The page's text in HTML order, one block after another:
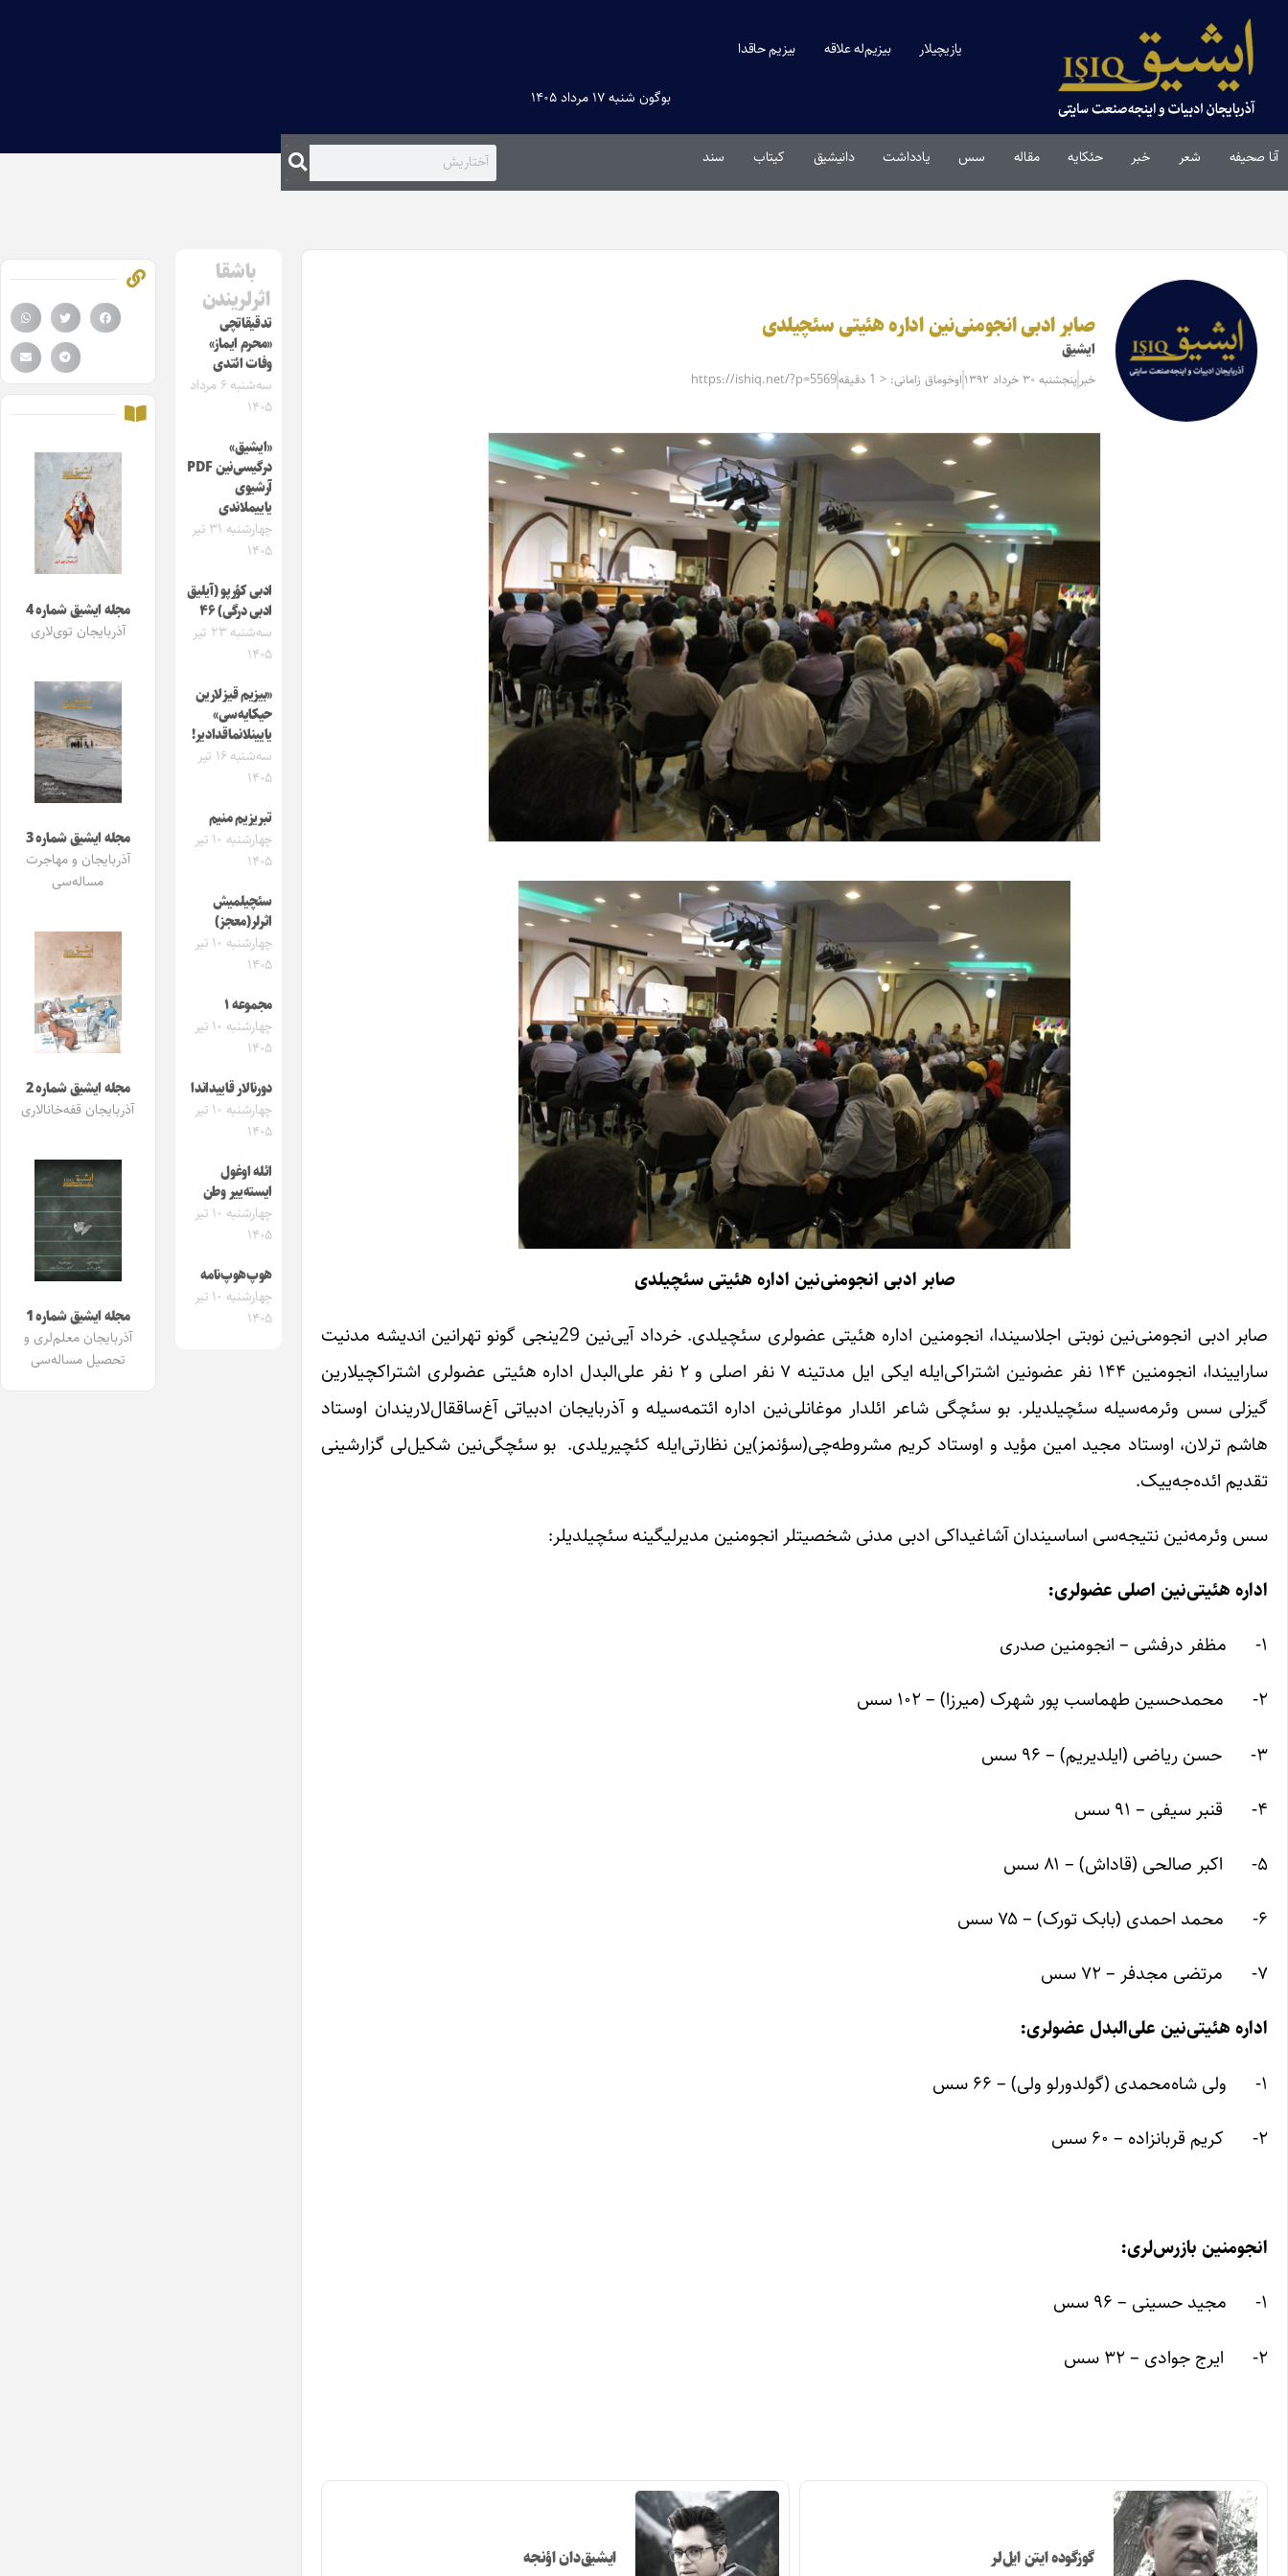
یازیچیلار بیزیم‌له علاقه بیزیم حاقدا
بوگون شنبه ۱۷ مرداد ۱۴۰۵
آنا صحیفه شعر خبر حئکایه مقاله‌ سس یادداشت دانیشیق کیتاب سند
صابر ادبی انجومنی‌نین اداره هئیتی سئچیلدی
ایشیق
خبر پنجشنبه ۳۰ خرداد ۱۳۹۲ اوخوماق زامانی: < 1 دقیقه https://ishiq.net/?p=5569
صابر ادبی انجومنی‌نین اداره هئیتی سئچیلدی
صابر ادبی انجومنی‌نین نوبتی اجلاسیندا، انجومنین اداره هئیتی عضولری سئچیلدی. خرداد آیی‌نین 29ینجی گونو تهرانین اندیشه مدنیت
ساراییندا، انجومنین ۱۴۴ نفر عضونین اشتراکی‌ایله ایکی ایل مدتینه ۷ نفر اصلی و ۲ نفر علی‌البدل اداره هئیتی عضولری اشتراکچیلارین
گیزلی سس وئرمه‌سیله سئچیلدیلر. بو سئچگی شاعر ائلدار موغانلی‌نین اداره ائتمه‌سیله و آذربایجان ادبیاتی آغ‌ساققال‌لاریندان اوستاد
هاشم ترلان، اوستاد مجید امین مؤید و اوستاد کریم مشروطه‌چی(سؤنمز)ین نظارتی‌ایله کئچیریلدی. بو سئچگی‌نین شکیل‌لی گزارشینی
تقدیم ائده‌جه‌ییک.
سس وئرمه‌نین نتیجه‌سی اساسیندان آشاغیداکی ادبی مدنی شخصیتلر انجومنین مدیرلیگینه سئچیلدیلر:
اداره هئیتی‌نین اصلی عضولری:
۱- مظفر درفشی – انجومنین صدری
۲- محمدحسین طهماسب پور شهرک (میرزا) – ۱۰۲ سس
۳- حسن ریاضی (ایلدیریم) – ۹۶ سس
۴- قنبر سیفی – ۹۱ سس
۵- اکبر صالحی (قاداش) – ۸۱ سس
۶- محمد احمدی (بابک تورک) – ۷۵ سس
۷- مرتضی مجدفر – ۷۲ سس
اداره هئیتی‌نین علی‌البدل عضولری:
۱- ولی شاه‌محمدی (گولدورلو ولی) – ۶۶ سس
۲- کریم قربانزاده – ۶۰ سس
انجومنین بازرس‌لری:
۱- مجید حسینی – ۹۶ سس
۲- ایرج جوادی – ۳۲ سس
گوزگوده ایتن ایل‌لر ایشیق‌دان اؤنجه
باشقا
اثرلریندن
تدقیقاتچی
«محرم ایماز»
وفات ائتدی
سه‌شنبه ۶ مرداد
۱۴۰۵
«ایشیق»
درگیسی‌نین PDF
آرشیوی
یاییملاندی
چهارشنبه ۳۱ تیر
۱۴۰۵
ادبی کؤرپو (آیلیق
ادبی درگی) ۴۶
سه‌شنبه ۲۳ تیر
۱۴۰۵
«بیزیم قیزلارین
حیکایه‌سی»
یایینلانماقدادیر!
سه‌شنبه ۱۶ تیر
۱۴۰۵
تبریزیم منیم
چهارشنبه ۱۰ تیر
۱۴۰۵
سئچیلمیش
اثرلر(معجز)
چهارشنبه ۱۰ تیر
۱۴۰۵
مجموعه ۱
چهارشنبه ۱۰ تیر
۱۴۰۵
دورنالار قاییداندا
چهارشنبه ۱۰ تیر
۱۴۰۵
ائله اوغول
ایسته‌ییر وطن
چهارشنبه ۱۰ تیر
۱۴۰۵
هوپ‌هوپ‌نامه
چهارشنبه ۱۰ تیر
۱۴۰۵
مجله ایشیق شماره 4
آذربایجان توی‌لاری
مجله ایشیق شماره 3
آذربایجان و مهاجرت
مساله‌سی
مجله ایشیق شماره 2
آذربایجان قفه‌خانالاری
مجله ایشیق شماره 1
آذربایجان معلم‌لری و
تحصیل مساله‌سی